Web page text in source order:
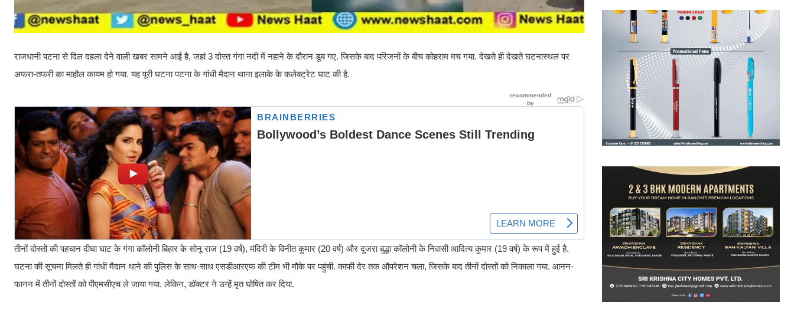
राजधानी पटना से दिल दहला देने वाली खबर सामने आई है, जहां 3 दोस्त गंगा नदी में नहाने के दौरान डूब गए. जिसके बाद परिजनों के बीच कोहराम मच गया. देखते ही देखते घटनास्थल पर
अफरा-तफरी का माहौल कायम हो गया. यह पूरी घटना पटना के गांधी मैदान थाना इलाके के कलेक्ट्रेट घाट की है.
तीनों दोस्तों की पहचान दीघा घाट के गंगा कॉलोनी बिहार के सोनू राज (19 वर्ष), मंदिरी के विनीत कुमार (20 वर्ष) और दुजरा बुद्धा कॉलोनी के निवासी आदित्य कुमार (19 वर्ष) के रूप में हुई है.
घटना की सूचना मिलते ही गांधी मैदान थाने की पुलिस के साथ-साथ एसडीआरएफ की टीम भी मौके पर पहुंची. काफी देर तक ऑपरेशन चला, जिसके बाद तीनों दोस्तों को निकाला गया. आनन-
फानन में तीनों दोस्तों को पीएमसीएच ले जाया गया. लेकिन, डॉक्टर ने उन्हें मृत घोषित कर दिया.